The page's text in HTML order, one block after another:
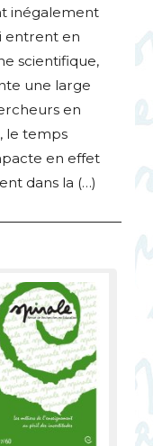
inégalement
entrent en
scientifique,
une large
en
le temps
en effet
dans la (…)